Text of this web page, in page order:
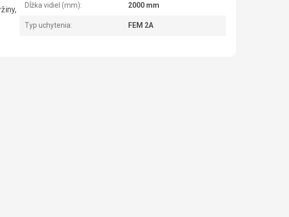
Dĺžka vidiel (mm): 2000 mm
Typ uchytenia: FEM 2A